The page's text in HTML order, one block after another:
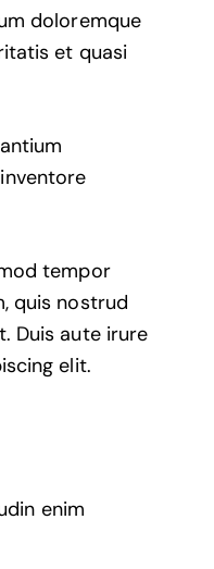
doloremque
et quasi
tempor
quis nostrud
Duis aute irure
elit.
enim